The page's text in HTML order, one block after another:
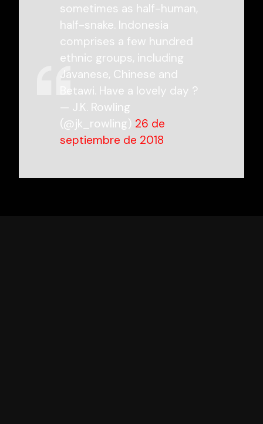
sometimes as half-human,
half-snake. Indonesia
comprises a few hundred
ethnic groups, including
Javanese, Chinese and
Betawi. Have a lovely day ?
— J.K. Rowling
(@jk_rowling) 26 de
septiembre de 2018